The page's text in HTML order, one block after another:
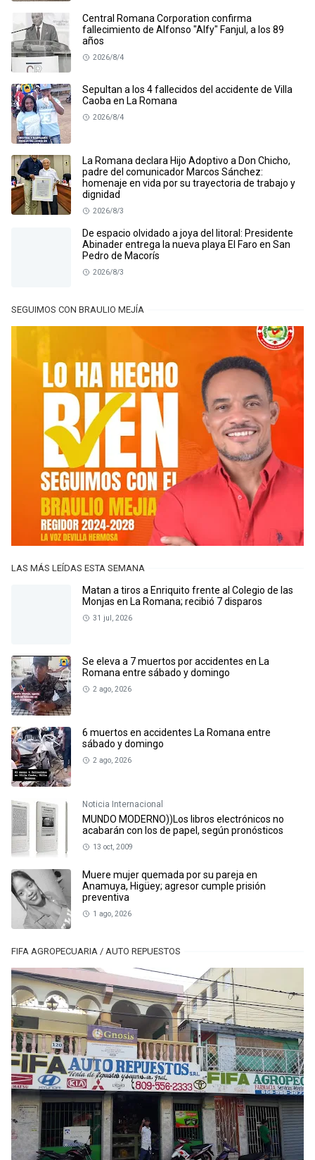
Central Romana Corporation confirma
fallecimiento de Alfonso "Alfy" Fanjul, a los 89
años
2026/8/4
Sepultan a los 4 fallecidos del accidente de Villa
Caoba en La Romana
2026/8/4
La Romana declara Hijo Adoptivo a Don Chicho,
padre del comunicador Marcos Sánchez:
homenaje en vida por su trayectoria de trabajo y
dignidad
2026/8/3
De espacio olvidado a joya del litoral: Presidente
Abinader entrega la nueva playa El Faro en San
Pedro de Macorís
2026/8/3
SEGUIMOS CON BRAULIO MEJÍA
LAS MÁS LEÍDAS ESTA SEMANA
Matan a tiros a Enriquito frente al Colegio de las
Monjas en La Romana; recibió 7 disparos
31 jul, 2026
Se eleva a 7 muertos por accidentes en La
Romana entre sábado y domingo
2 ago, 2026
6 muertos en accidentes La Romana entre
sábado y domingo
2 ago, 2026
Noticia Internacional
MUNDO MODERNO))Los libros electrónicos no
acabarán con los de papel, según pronósticos
13 oct, 2009
Muere mujer quemada por su pareja en
Anamuya, Higüey; agresor cumple prisión
preventiva
1 ago, 2026
FIFA AGROPECUARIA / AUTO REPUESTOS